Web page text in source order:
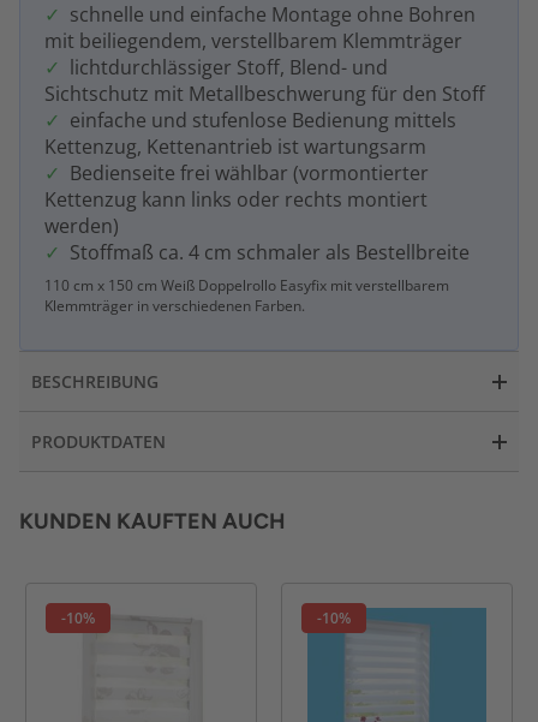
schnelle und einfache Montage ohne Bohren
mit beiliegendem, verstellbarem Klemmträger
lichtdurchlässiger Stoff, Blend- und
Sichtschutz mit Metallbeschwerung für den Stoff
einfache und stufenlose Bedienung mittels
Kettenzug, Kettenantrieb ist wartungsarm
Bedienseite frei wählbar (vormontierter
Kettenzug kann links oder rechts montiert
werden)
Stoffmaß ca. 4 cm schmaler als Bestellbreite
110 cm x 150 cm Weiß Doppelrollo Easyfix mit verstellbarem
Klemmträger in verschiedenen Farben.
BESCHREIBUNG
PRODUKTDATEN
KUNDEN KAUFTEN AUCH
-10% -10%